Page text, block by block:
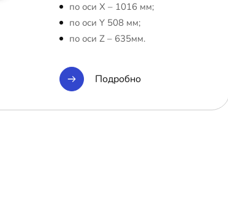
по оси Х – 1016 мм;
по оси Y 508 мм;
по оси Z – 635мм.
Подробно